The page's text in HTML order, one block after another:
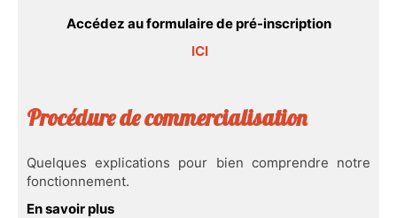
Contact
Accédez au formulaire de pré-inscription
ICI
Procédure de commercialisation
Quelques explications pour bien comprendre notre
fonctionnement.
En savoir plus